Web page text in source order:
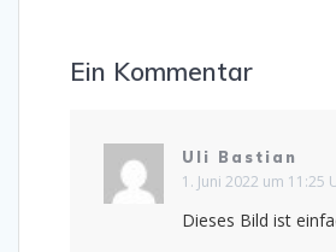
Ein Kommentar
Uli Bastian
1. Juni 2022 um 11:25
Dieses Bild ist